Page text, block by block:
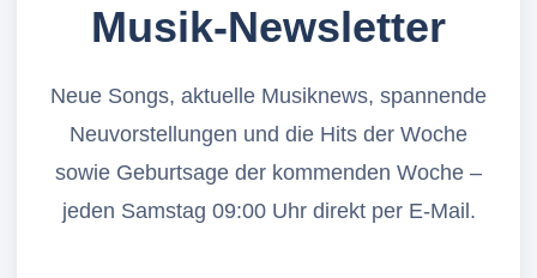
Musik-Newsletter
Neue Songs, aktuelle Musiknews, spannende
Neuvorstellungen und die Hits der Woche
sowie Geburtsage der kommenden Woche –
jeden Samstag 09:00 Uhr direkt per E-Mail.